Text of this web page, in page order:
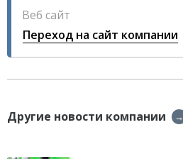
Веб сайт
Переход на сайт компании
Другие новости компании →